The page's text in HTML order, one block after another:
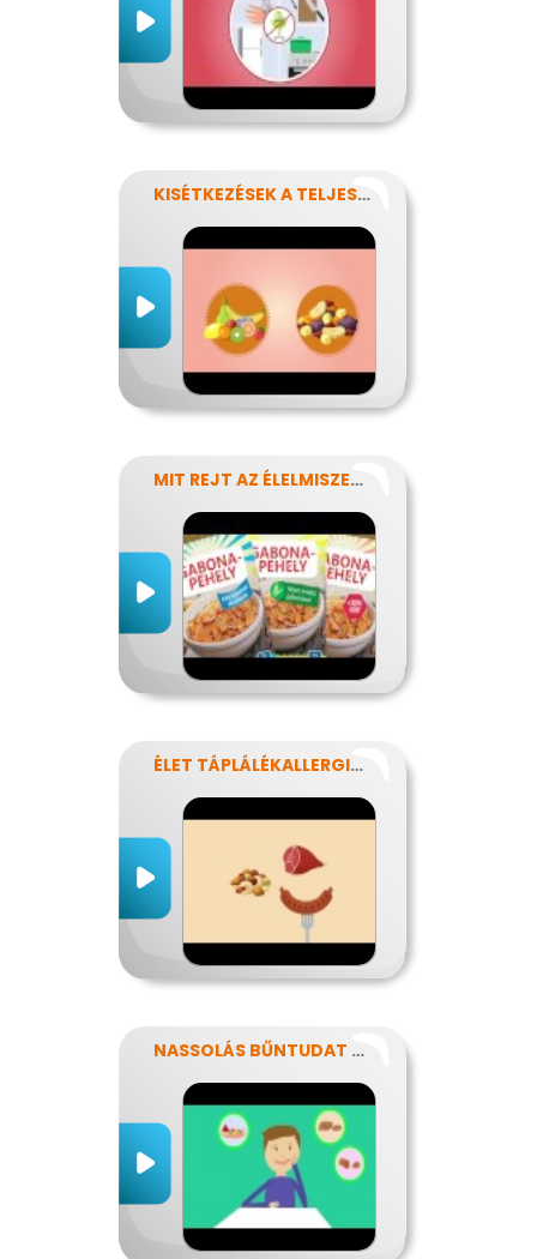
KISÉTKEZÉSEK A TELJESÍTMÉNYÉRT
MIT REJT AZ ÉLELMISZERCÍMKE?
ÉLET TÁPLÁLÉKALLERGIÁVAL
NASSOLÁS BŰNTUDAT NÉLKÜL